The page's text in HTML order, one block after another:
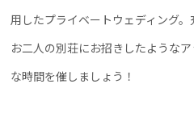
用したプライベートウェディング
お二人の別荘にお招きしたような
な時間を催しましょう！